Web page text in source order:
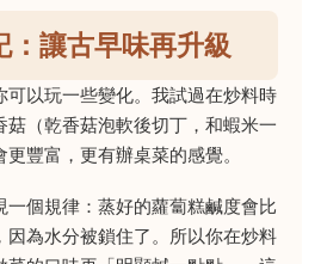
：讓古早味再升級
可以玩一些變化。我試過在炒料時
菇（乾香菇泡軟後切丁，和蝦米一
豐富，更有辦桌菜的感覺。
一個規律：蒸好的蘿蔔糕鹹度會比
因為水分被鎖住了。所以你在炒料